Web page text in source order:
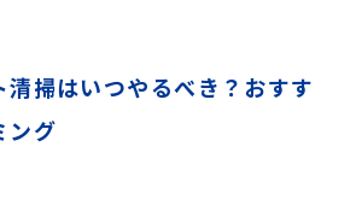
清掃はいつやるべき？おすす
ング